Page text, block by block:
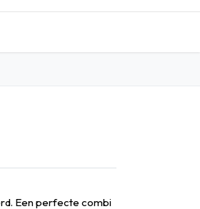
Een perfecte combi